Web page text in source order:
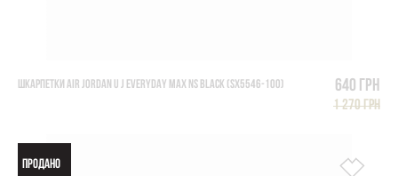
ШКАРПЕТКИ AIR JORDAN U J EVERYDAY MAX NS BLACK (SX5546-100) 640 грн
1 270 грн
ПРОДАНО